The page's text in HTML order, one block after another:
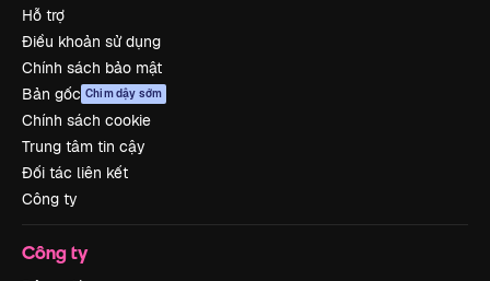
Hỗ trợ
Điều khoản sử dụng
Chính sách bảo mật
Bản gốc Chim dậy sớm
Chính sách cookie
Trung tâm tin cậy
Đối tác liên kết
Công ty
Công ty